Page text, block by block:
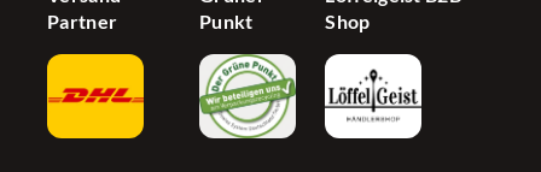
Partner
Punkt
Shop